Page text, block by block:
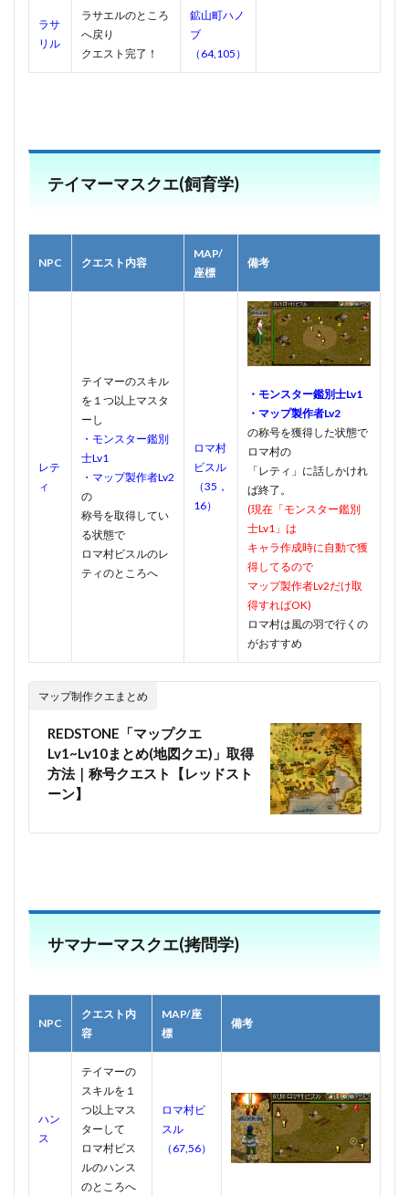
ラサ
リル
ラサエルのところ
へ戻り
クエスト完了！
鉱山町ハノ
ブ
（64,105）
テイマーマスクエ(飼育学)
NPC クエスト内容
MAP/
座標
備考
レテ
ィ
テイマーのスキル
を１つ以上マスタ
ーし
・モンスター鑑別
士Lv1
・マップ製作者Lv2
の
称号を取得してい
る状態で
ロマ村ビスルのレ
ティのところへ
ロマ村
ビスル
（35，
16）
・モンスター鑑別士Lv1
・マップ製作者Lv2
の称号を獲得した状態で
ロマ村の
「レティ」に話しかけれ
ば終了。
(現在「モンスター鑑別
士Lv1」は
キャラ作成時に自動で獲
得してるので
マップ製作者Lv2だけ取
得すればOK)
ロマ村は風の羽で行くの
がおすすめ
マップ制作クエまとめ
REDSTONE「マップクエ
Lv1~Lv10まとめ(地図クエ)」取得
方法｜称号クエスト【レッドスト
ーン】
サマナーマスクエ(拷問学)
NPC
クエスト内
容
MAP/座
標
備考
ハン
ス
テイマーの
スキルを１
つ以上マス
ターして
ロマ村ビス
ルのハンス
のところへ
ロマ村ビ
スル
（67,56）